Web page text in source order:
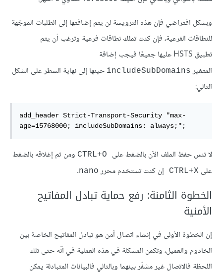
وبشكل افتراضي فإن هذه الترويسة لن يتم إضافتها إلى الطلبات الموجّهة
للنطاقات الفرعية، فإن كنت تملك نطاقات فرعية وترغب أن يتم
تطبيق HSTS عليها جميعًا فيجب إضافة
المتغير includeSubDomains حينها إلى نهاية السطر على الشكل
التالي:
add_header Strict-Transport-Security "max-
age=15768000; includeSubDomains: always;";
لا تنس حفظ الملف الآن بالضغط على
ومن ثم إغلاقه بالضغط
على CTRL+X إن كنت تستخدم محرر nano
.
الخطوة الثامنة: رفع حماية تبادل المفاتيح
الأمنية
إن الخطوة الأولى في إنشاء اتصال آمن هو تبادل المفاتيح الخاصة بين
الخادوم والعميل، وتكمن المشكلة في هذه العملية في أنّه حتى تلك
اللحظة فالاتصال غير مشفّر بينهما وبالتالي فالبيانات المتبادلة يمكن